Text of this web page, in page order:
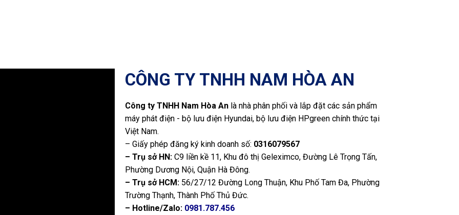
CÔNG TY TNHH NAM HÒA AN
Công ty TNHH Nam Hòa An là nhà phân phối và lắp đặt các sản phẩm
máy phát điện - bộ lưu điện Hyundai, bộ lưu điện HPgreen chính thức tại
Việt Nam.
– Giấy phép đăng ký kinh doanh số: 0316079567
– Trụ sở HN: C9 liền kề 11, Khu đô thị Geleximco, Đường Lê Trọng Tấn,
Phường Dương Nội, Quận Hà Đông.
– Trụ sở HCM: 56/27/12 Đường Long Thuận, Khu Phố Tam Đa, Phường
Trường Thạnh, Thành Phố Thủ Đức.
– Hotline/Zalo: 0981.787.456